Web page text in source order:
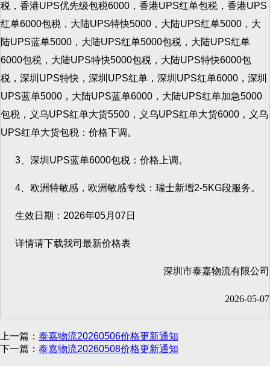
税，香港UPS优先级包税6000，香港UPS红单包税，香港UPS
红单6000包税，大陆UPS特快5000，大陆UPS红单5000，大
陆UPS蓝单5000，大陆UPS红单5000包税，大陆UPS红单
6000包税，大陆UPS特快5000包税，大陆UPS特快6000包
税，深圳UPS特快，深圳UPS红单，深圳UPS红单6000，深圳
UPS蓝单5000，大陆UPS蓝单6000，大陆UPS红单加急5000
包税，义乌UPS红单大货5500，义乌UPS红单大货6000，义乌
UPS红单大货包税：价格下调。
3、深圳UPS蓝单6000包税：价格上调。
4、欧洲特敏感，欧洲敏感专线：瑞士新增2-5KG段服务。
生效日期：2026年05月07日
详情请下载我司最新价格表
深圳市泰嘉物流有限公司
2026-05-07
上一篇： 泰嘉物流20260506价格更新通知
下一篇： 泰嘉物流20260508价格更新通知